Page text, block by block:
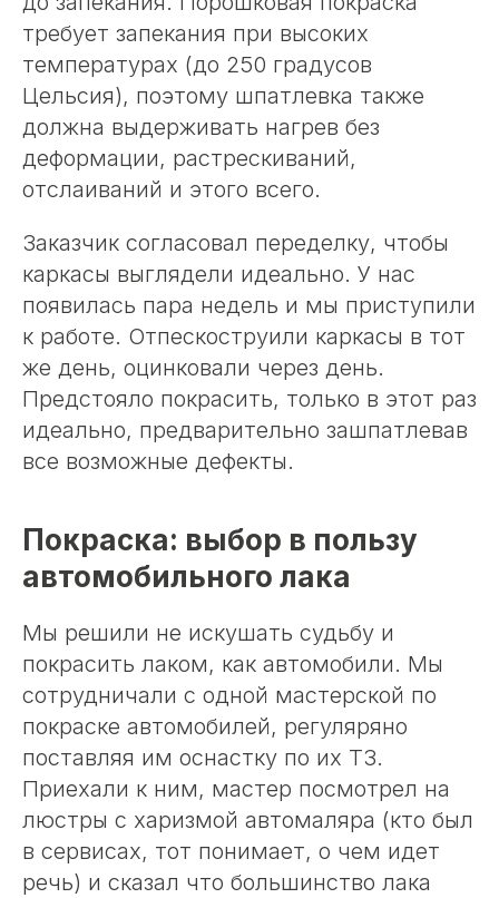
требует запекания при высоких
температурах (до 250 градусов
Цельсия), поэтому шпатлевка также
должна выдерживать нагрев без
деформации, растрескиваний,
отслаиваний и этого всего.
Заказчик согласовал переделку, чтобы
каркасы выглядели идеально. У нас
появилась пара недель и мы приступили
к работе. Отпескоструили каркасы в тот
же день, оцинковали через день.
Предстояло покрасить, только в этот раз
идеально, предварительно зашпатлевав
все возможные дефекты.
Покраска: выбор в пользу
автомобильного лака
Мы решили не искушать судьбу и
покрасить лаком, как автомобили. Мы
сотрудничали с одной мастерской по
покраске автомобилей, регуляряно
поставляя им оснастку по их ТЗ.
Приехали к ним, мастер посмотрел на
люстры с харизмой автомаляра (кто был
в сервисах, тот понимает, о чем идет
речь) и сказал что большинство лака